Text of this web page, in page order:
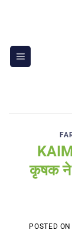
कृषक ने
POSTED ON